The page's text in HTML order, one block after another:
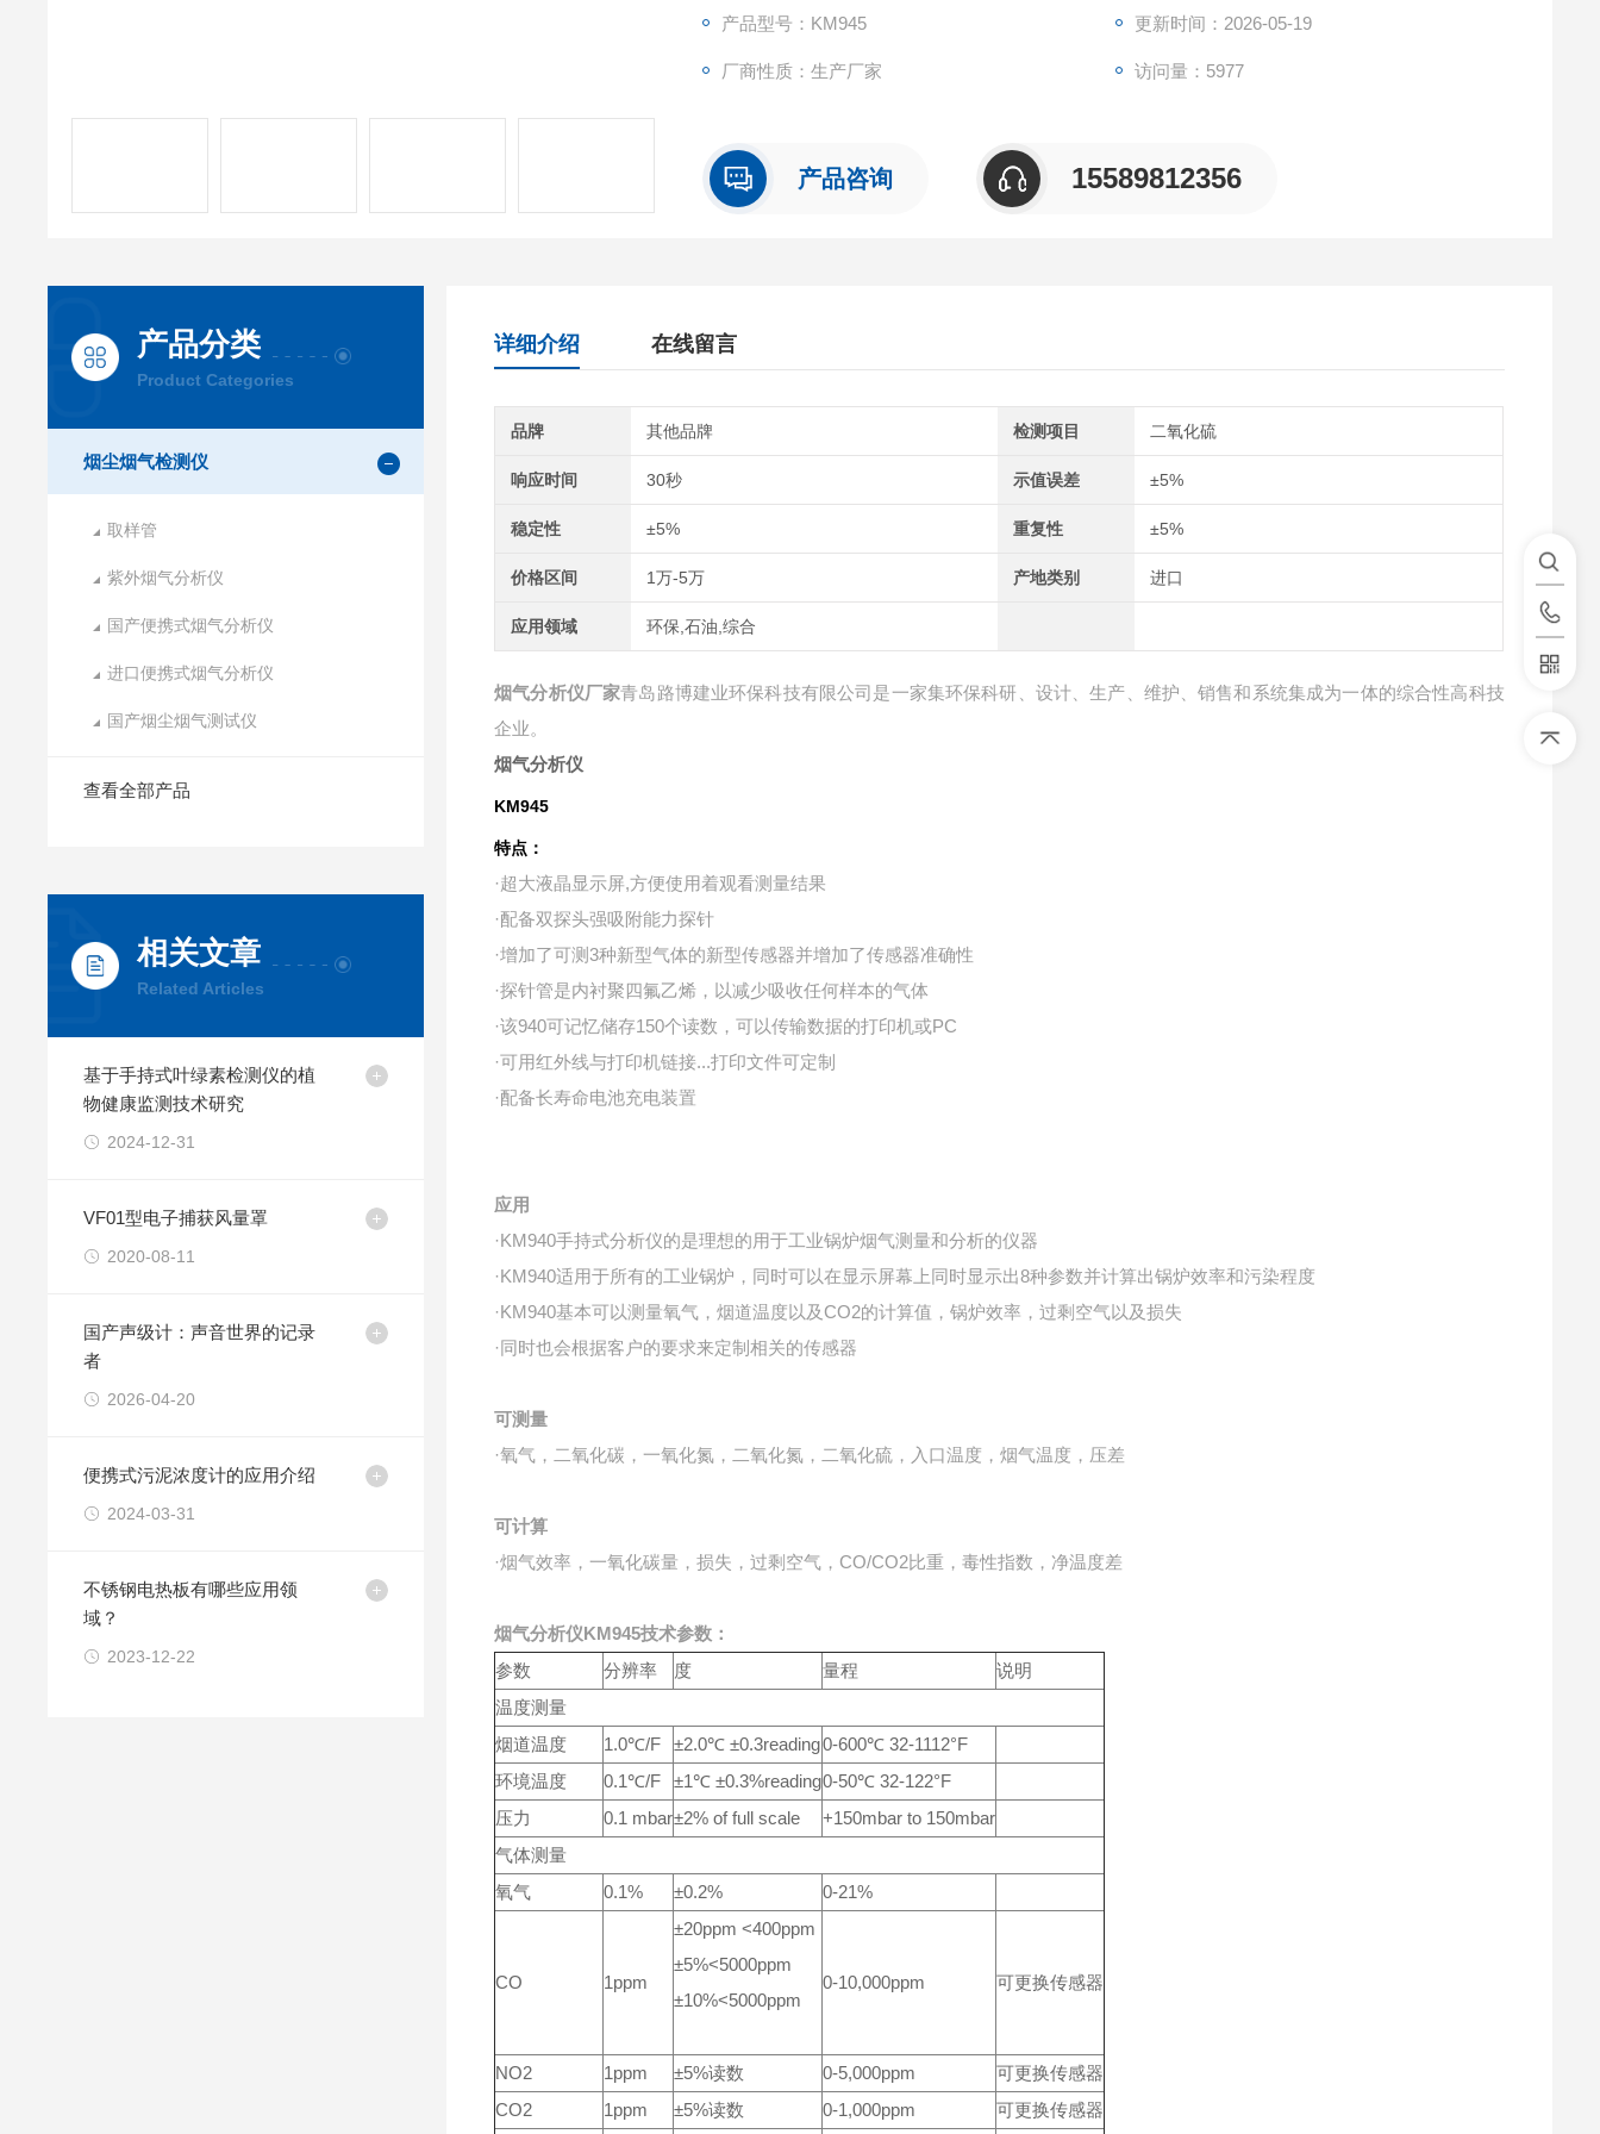
安卓手机可安装“ LIVE"软件或“ Wireless Printer" APP读取数据
产品型号：KM945 更新时间：2026-05-19
厂商性质：生产厂家 访问量：5977
产品咨询 15589812356
产品分类
Product Categories
烟尘烟气检测仪
取样管
紫外烟气分析仪
国产便携式烟气分析仪
进口便携式烟气分析仪
国产烟尘烟气测试仪
查看全部产品
相关文章
Related Articles
基于手持式叶绿素检测仪的植
物健康监测技术研究
2024-12-31
VF01型电子捕获风量罩
2020-08-11
国产声级计：声音世界的记录
者
2026-04-20
便携式污泥浓度计的应用介绍
2024-03-31
不锈钢电热板有哪些应用领
域？
2023-12-22
详细介绍 在线留言
品牌 其他品牌 检测项目 二氧化硫
响应时间 30秒 示值误差 ±5%
稳定性 ±5% 重复性 ±5%
价格区间 1万-5万 产地类别 进口
应用领域 环保,石油,综合
烟气分析仪厂家青岛路博建业环保科技有限公司是一家集环保科研、设计、生产、维护、销售和系统集成为一体的综合性高科技
企业。
烟气分析仪
KM945
特点：
·超大液晶显示屏,方便使用着观看测量结果
·配备双探头强吸附能力探针
·增加了可测3种新型气体的新型传感器并增加了传感器准确性
·探针管是内衬聚四氟乙烯，以减少吸收任何样本的气体
·该940可记忆储存150个读数，可以传输数据的打印机或PC
·可用红外线与打印机链接...打印文件可定制
·配备长寿命电池充电装置
应用
·KM940手持式分析仪的是理想的用于工业锅炉烟气测量和分析的仪器
·KM940适用于所有的工业锅炉，同时可以在显示屏幕上同时显示出8种参数并计算出锅炉效率和污染程度
·KM940基本可以测量氧气，烟道温度以及CO2的计算值，锅炉效率，过剩空气以及损失
·同时也会根据客户的要求来定制相关的传感器
可测量
·氧气，二氧化碳，一氧化氮，二氧化氮，二氧化硫，入口温度，烟气温度，压差
可计算
·烟气效率，一氧化碳量，损失，过剩空气，CO/CO2比重，毒性指数，净温度差
烟气分析仪KM945技术参数：
参数
分辨率 度 量程
说明
温度测量
烟道温度
1.0℃/F ±2.0℃ ±0.3reading0-600℃ 32-1112°F
环境温度
0.1℃/F ±1℃ ±0.3%reading0-50℃ 32-122°F
压力
0.1 mbar±2% of full scale
+150mbar to 150mbar
气体测量
氧气
0.1% ±0.2% 0-21%
CO 1ppm
±20ppm <400ppm
±5%<5000ppm
±10%<5000ppm
0-10,000ppm 可更换传感器
NO2 1ppm ±5%读数 0-5,000ppm
可更换传感器
CO2
1ppm ±5%读数 0-1,000ppm 可更换传感器